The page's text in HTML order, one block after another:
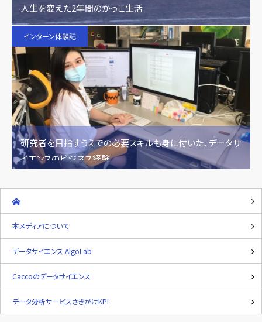
人生を変えた2年間のかっこ生活
インターン体験記
研究者を目指すうえでの必要スキルも身に付いた、データサ
イエンスのビジネス経験
本メディアについて
データサイエンス AlgoLab
Caccoのデータサイエンス
データ分析サービスさきがけKPI